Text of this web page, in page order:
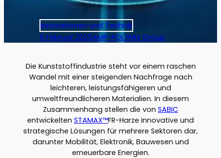
Innovationen und Technik
5 Februar 2025AMP-POLYMIX Group
Die Kunststoffindustrie steht vor einem raschen
Wandel mit einer steigenden Nachfrage nach
leichteren, leistungsfähigeren und
umweltfreundlicheren Materialien. In diesem
Zusammenhang stellen die von SABIC
entwickelten STAMAX™FR-Harze innovative und
strategische Lösungen für mehrere Sektoren dar,
darunter Mobilität, Elektronik, Bauwesen und
erneuerbare Energien.